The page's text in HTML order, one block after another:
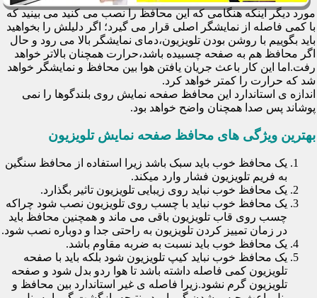
مورد دیگر اینکه هنگامی که این محافظ را نصب می کنید می بینید که
با کمی فاصله از نمایشگر اصلی قرار می گیرد؛ اگر دلیلش را بخواهید
باید بگوییم با روشن بودن تلویزیون،دمای نمایشگر بالا می رود و حال
اگر محافظ هم به صفحه چسبیده باشد،حرارت همچنان بالاتر خواهد
رفت.اما این کار باعث جریان یافتن هوا بین محافظ و نمایشگر خواهد
شد که حرارت را کمتر خواهد کرد.
اندازه ی استاندارد این محافظ صفحه نمایش روی بلندگوها را نمی
پوشاند پس صدا همچنان واضح خواهد بود.
بهترین ویژگی های محافظ صفحه نمایش تلویزیون
یک محافظ خوب باید سبک باشد زیرا استفاده از محافظ سنگین
به فریم تلویزیون فشار وارد میکند.
یک محافظ خوب نباید روی زیبایی تلویزیون تاثیر بگذارد.
یک محافظ خوب نباید با چسب روی تلویزیون نصب شود چراکه
چسب روی قاب تلویزیون باقی می ماند و همچنین محافظ باید
در زمان تمییز کردن تلویزیون به راحتی جدا و دوباره نصب شود.
یک محافظ خوب باید نسبت به ضربه مقاوم باشد.
یک محافظ خوب نباید کیپ تلویزیون شود بلکه باید با صفحه
تلویزیون کمی فاصله داشته باشد تا هوا ردو بدل شود و صفحه
تلویزیون گرم نشود.زیرا فاصله ی غیر استاندارد بین محافظ و